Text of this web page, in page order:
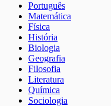
Português
Matemática
Física
História
Biologia
Geografia
Filosofia
Literatura
Química
Sociologia